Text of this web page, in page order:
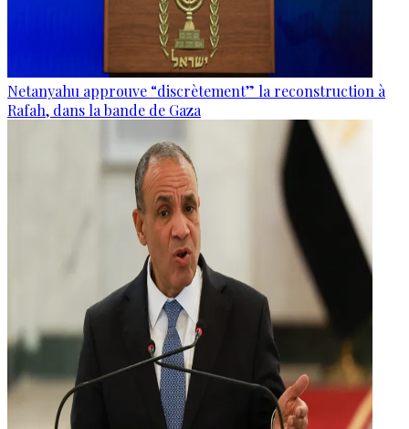
Netanyahu approuve “discrètement” la reconstruction à
Rafah, dans la bande de Gaza